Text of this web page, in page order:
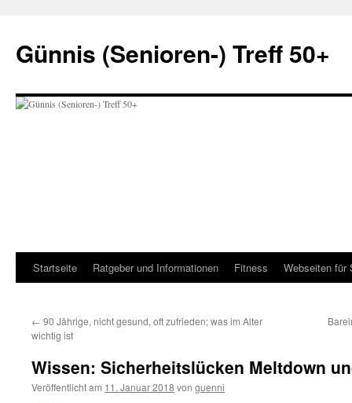
springen
Günnis (Senioren-) Treff 50+
Startseite Ratgeber und Informationen Fitness Webseiten für
← 90 Jährige, nicht gesund, oft zufrieden; was im Alter
wichtig ist
Wissen: Sicherheitslücken Meltdown
Veröffentlicht am 11. Januar 2018 von guenni